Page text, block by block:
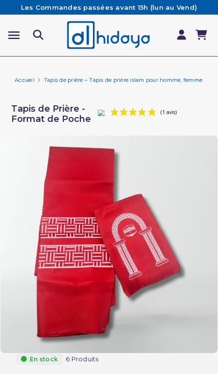
Les Commandes passées avant 15h (lun au Vend)
sont préparées et expédiées le jour même
Besoin d'aide ? Retrouvez notre FAQ
Livraison offerte à partir de 65€ d'achat*
Accueil Tapis de prière – Tapis de prière islam pour homme, femme et
Tapis de Prière -
Format de Poche
En stock 6 Produits